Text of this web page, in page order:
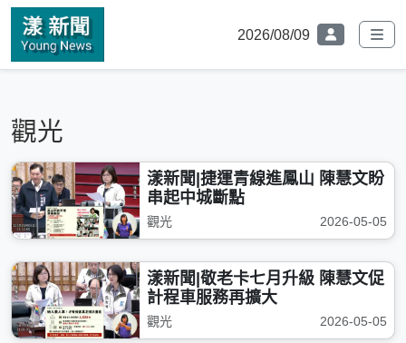
2026/08/09
觀光
漾新聞|捷運青線進鳳山 陳慧文盼
串起中城斷點
觀光 2026-05-05
漾新聞|敬老卡七月升級 陳慧文促
計程車服務再擴大
觀光 2026-05-05